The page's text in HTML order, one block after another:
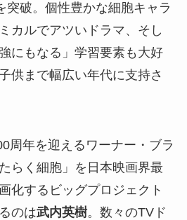
突破。個性豊かな細胞キャラ
カルでアツいドラマ、そし
にもなる」学習要素も大好
供まで幅広い年代に支持さ
周年を迎えるワーナー・ブラ
らく細胞」を日本映画界最
化するビッグプロジェクト
のは武内英樹。数々のTVド